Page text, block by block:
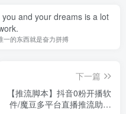
and your dreams is a lot
一的东西就是奋力拼搏
下一篇
【推流脚本】抖音0粉开播软
件/魔豆多平台直播推流助手